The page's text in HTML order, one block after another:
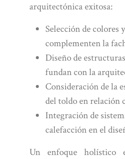
arquitectónica exitosa:
Selección de colores
complementen la
Diseño de
fundan con la
Consideración de la
del toldo en relación
Integración de
calefacción en el
Un enfoque holístico